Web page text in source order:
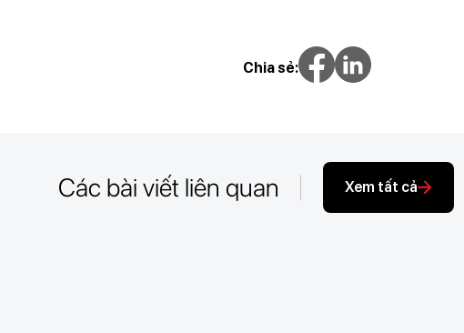
Chia sẻ:
Các bài viết liên quan Xem tất cả